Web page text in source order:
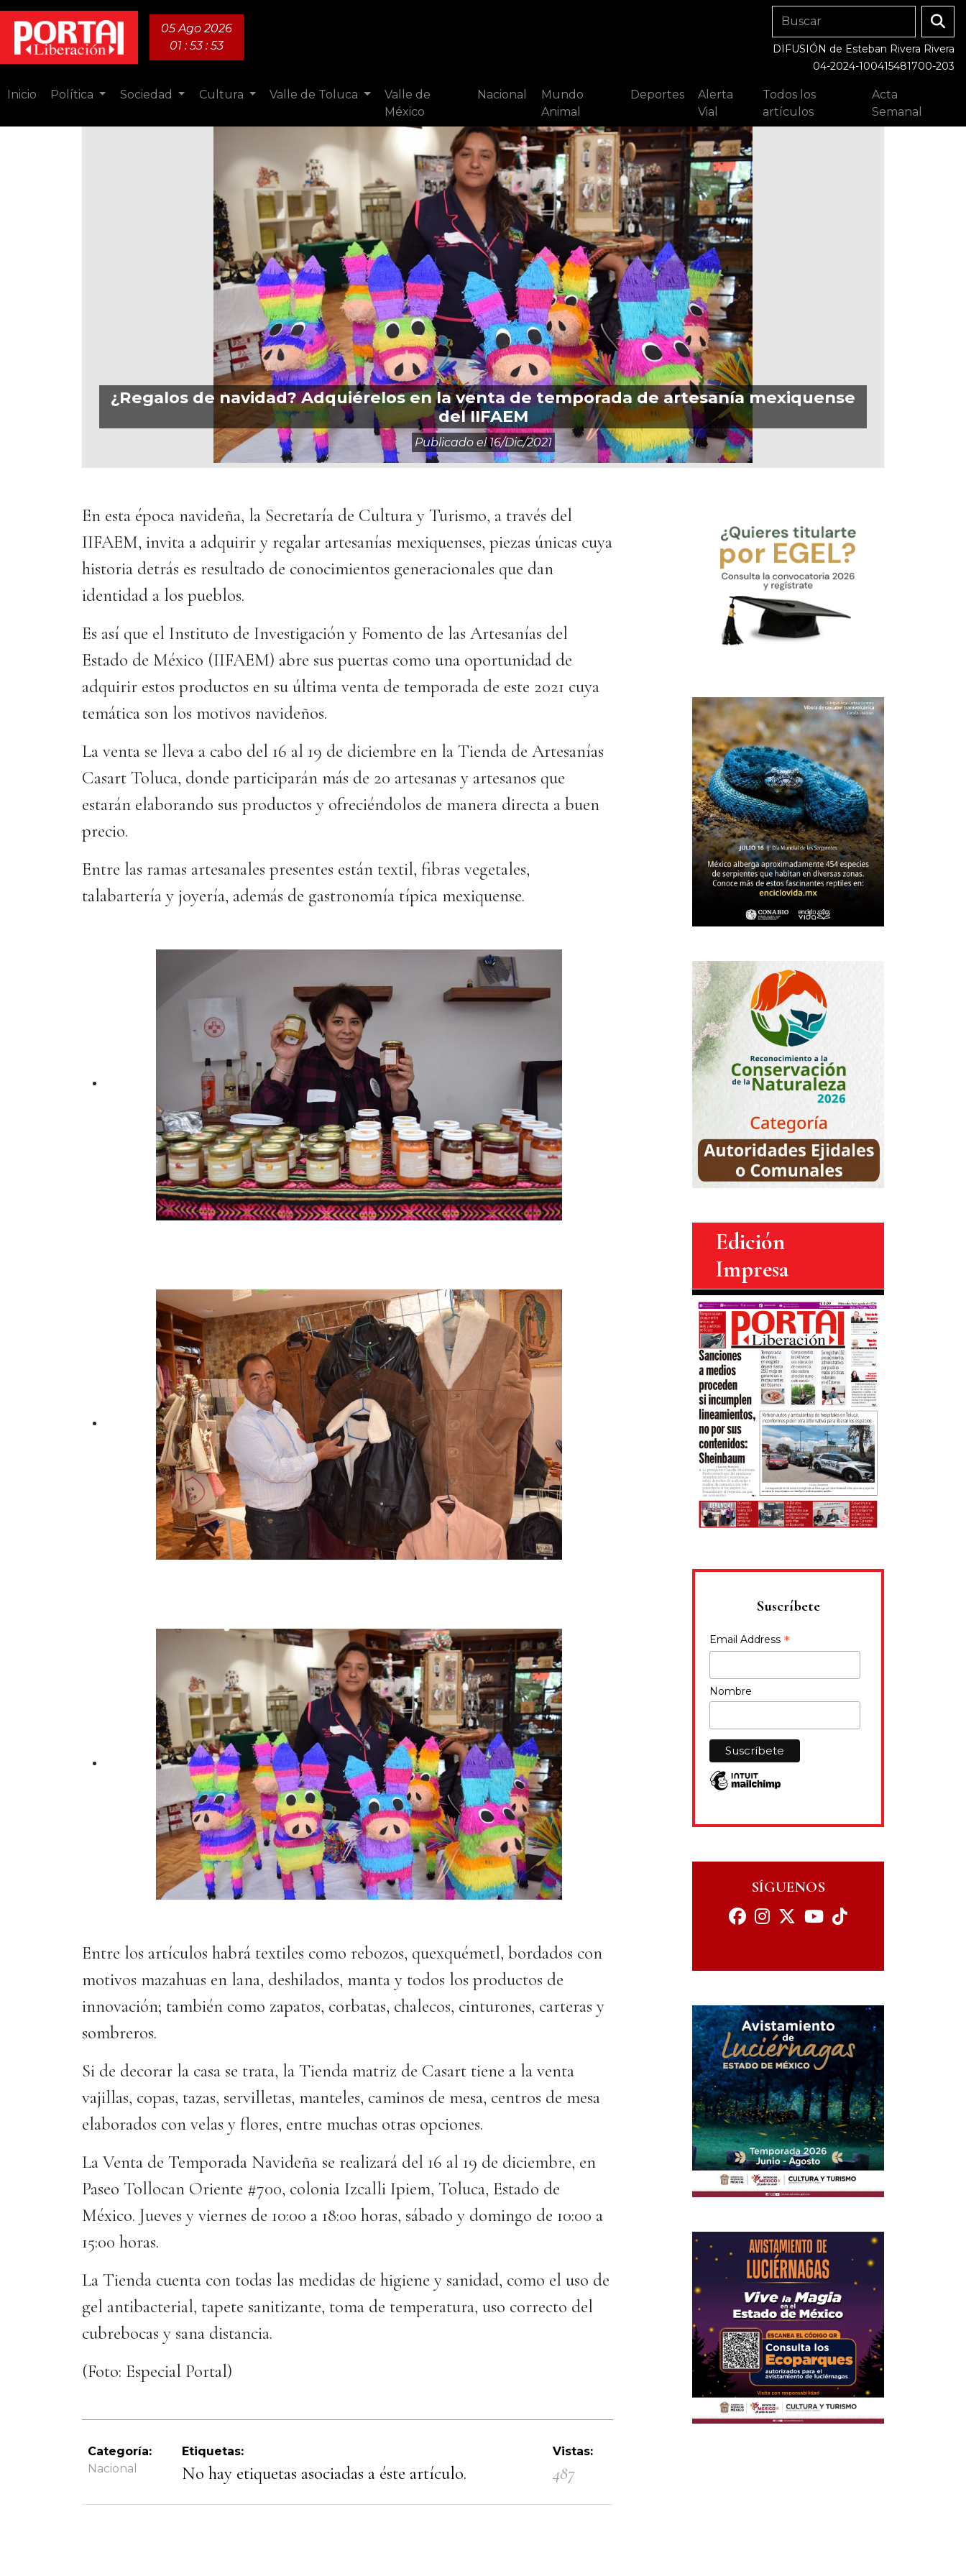
05 Ago 2026
01 : 53 : 55
DIFUSIÓN de Esteban Rivera Rivera
04-2024-100415481700-203
Inicio Política Sociedad Cultura Valle de Toluca
Valle de
México
Nacional
Mundo
Animal
Deportes
Alerta
Vial
Todos los
artículos
Acta
Semanal
¿Regalos de navidad? Adquiérelos en la venta de temporada de artesanía mexiquense
del IIFAEM
Publicado el16/dic/2021
En esta época navideña, la Secretaría de Cultura y Turismo, a través del
IIFAEM, invita a adquirir y regalar artesanías mexiquenses, piezas únicas cuya
historia detrás es resultado de conocimientos generacionales que dan
identidad a los pueblos.
Es así que el Instituto de Investigación y Fomento de las Artesanías del
Estado de México (IIFAEM) abre sus puertas como una oportunidad de
adquirir estos productos en su última venta de temporada de este 2021 cuya
temática son los motivos navideños.
La venta se lleva a cabo del 16 al 19 de diciembre en la Tienda de Artesanías
Casart Toluca, donde participarán más de 20 artesanas y artesanos que
estarán elaborando sus productos y ofreciéndolos de manera directa a buen
precio.
Entre las ramas artesanales presentes están textil, fibras vegetales,
talabartería y joyería, además de gastronomía típica mexiquense.
Entre los artículos habrá textiles como rebozos, quexquémetl, bordados con
motivos mazahuas en lana, deshilados, manta y todos los productos de
innovación; también como zapatos, corbatas, chalecos, cinturones, carteras y
sombreros.
Si de decorar la casa se trata, la Tienda matriz de Casart tiene a la venta
vajillas, copas, tazas, servilletas, manteles, caminos de mesa, centros de mesa
elaborados con velas y flores, entre muchas otras opciones.
La Venta de Temporada Navideña se realizará del 16 al 19 de diciembre, en
Paseo Tollocan Oriente #700, colonia Izcalli Ipiem, Toluca, Estado de
México. Jueves y viernes de 10:00 a 18:00 horas, sábado y domingo de 10:00 a
15:00 horas.
La Tienda cuenta con todas las medidas de higiene y sanidad, como el uso de
gel antibacterial, tapete sanitizante, toma de temperatura, uso correcto del
cubrebocas y sana distancia.
(Foto: Especial Portal)
Categoría:
Nacional
Etiquetas:
No hay etiquetas asociadas a éste artículo.
Vistas:
487
Edición
Impresa
Suscríbete
Email Address *
Nombre
SÍGUENOS